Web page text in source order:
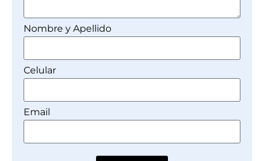
Nombre y Apellido
Celular
Email